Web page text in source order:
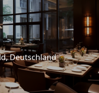
Deutschland